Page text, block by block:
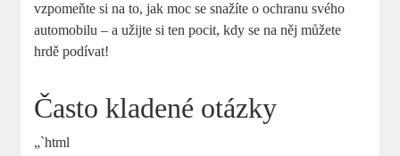
vzpomeňte si na to, jak moc se snažíte o ochranu svého
automobilu – a užijte si ten pocit, kdy se na něj můžete
hrdě podívat!
Často kladené otázky
„`html